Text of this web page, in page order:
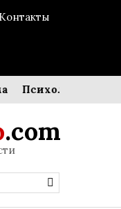
Контакты
Психология
.com